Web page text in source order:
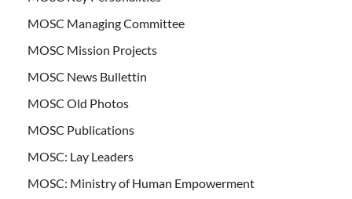
MOSC Managing Committee
MOSC Mission Projects
MOSC News Bullettin
MOSC Old Photos
MOSC Publications
MOSC: Lay Leaders
MOSC: Ministry of Human Empowerment